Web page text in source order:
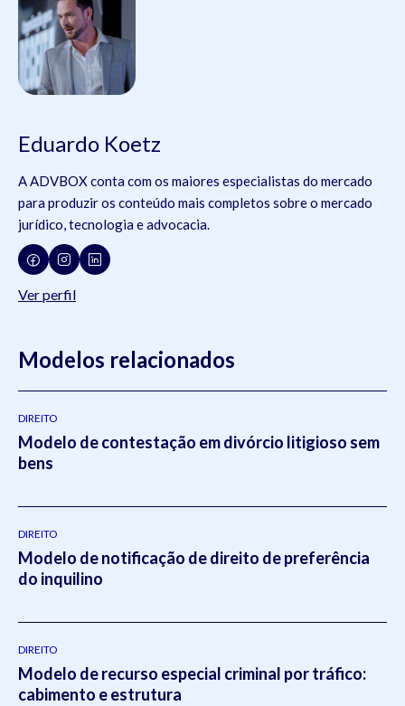
Eduardo Koetz
A ADVBOX conta com os maiores especialistas do mercado
para produzir os conteúdo mais completos sobre o mercado
jurídico, tecnologia e advocacia.
Ver perfil
Modelos relacionados
DIREITO
Modelo de contestação em divórcio litigioso sem
bens
DIREITO
Modelo de notificação de direito de preferência
do inquilino
DIREITO
Modelo de recurso especial criminal por tráfico:
cabimento e estrutura